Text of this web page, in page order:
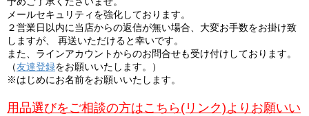
メールセキュリティを強化しております。
２営業日以内に当店からの返信が無い場合、大変お手数をお掛け致
しますが、 再送いただけると幸いです。
また、ラインアカウントからのお問合せも受け付けしております。
（友達登録をお願いいたします。）
※はじめにお名前をお願いいたします。
用品選びをご相談の方はこちら(リンク)よりお願いい